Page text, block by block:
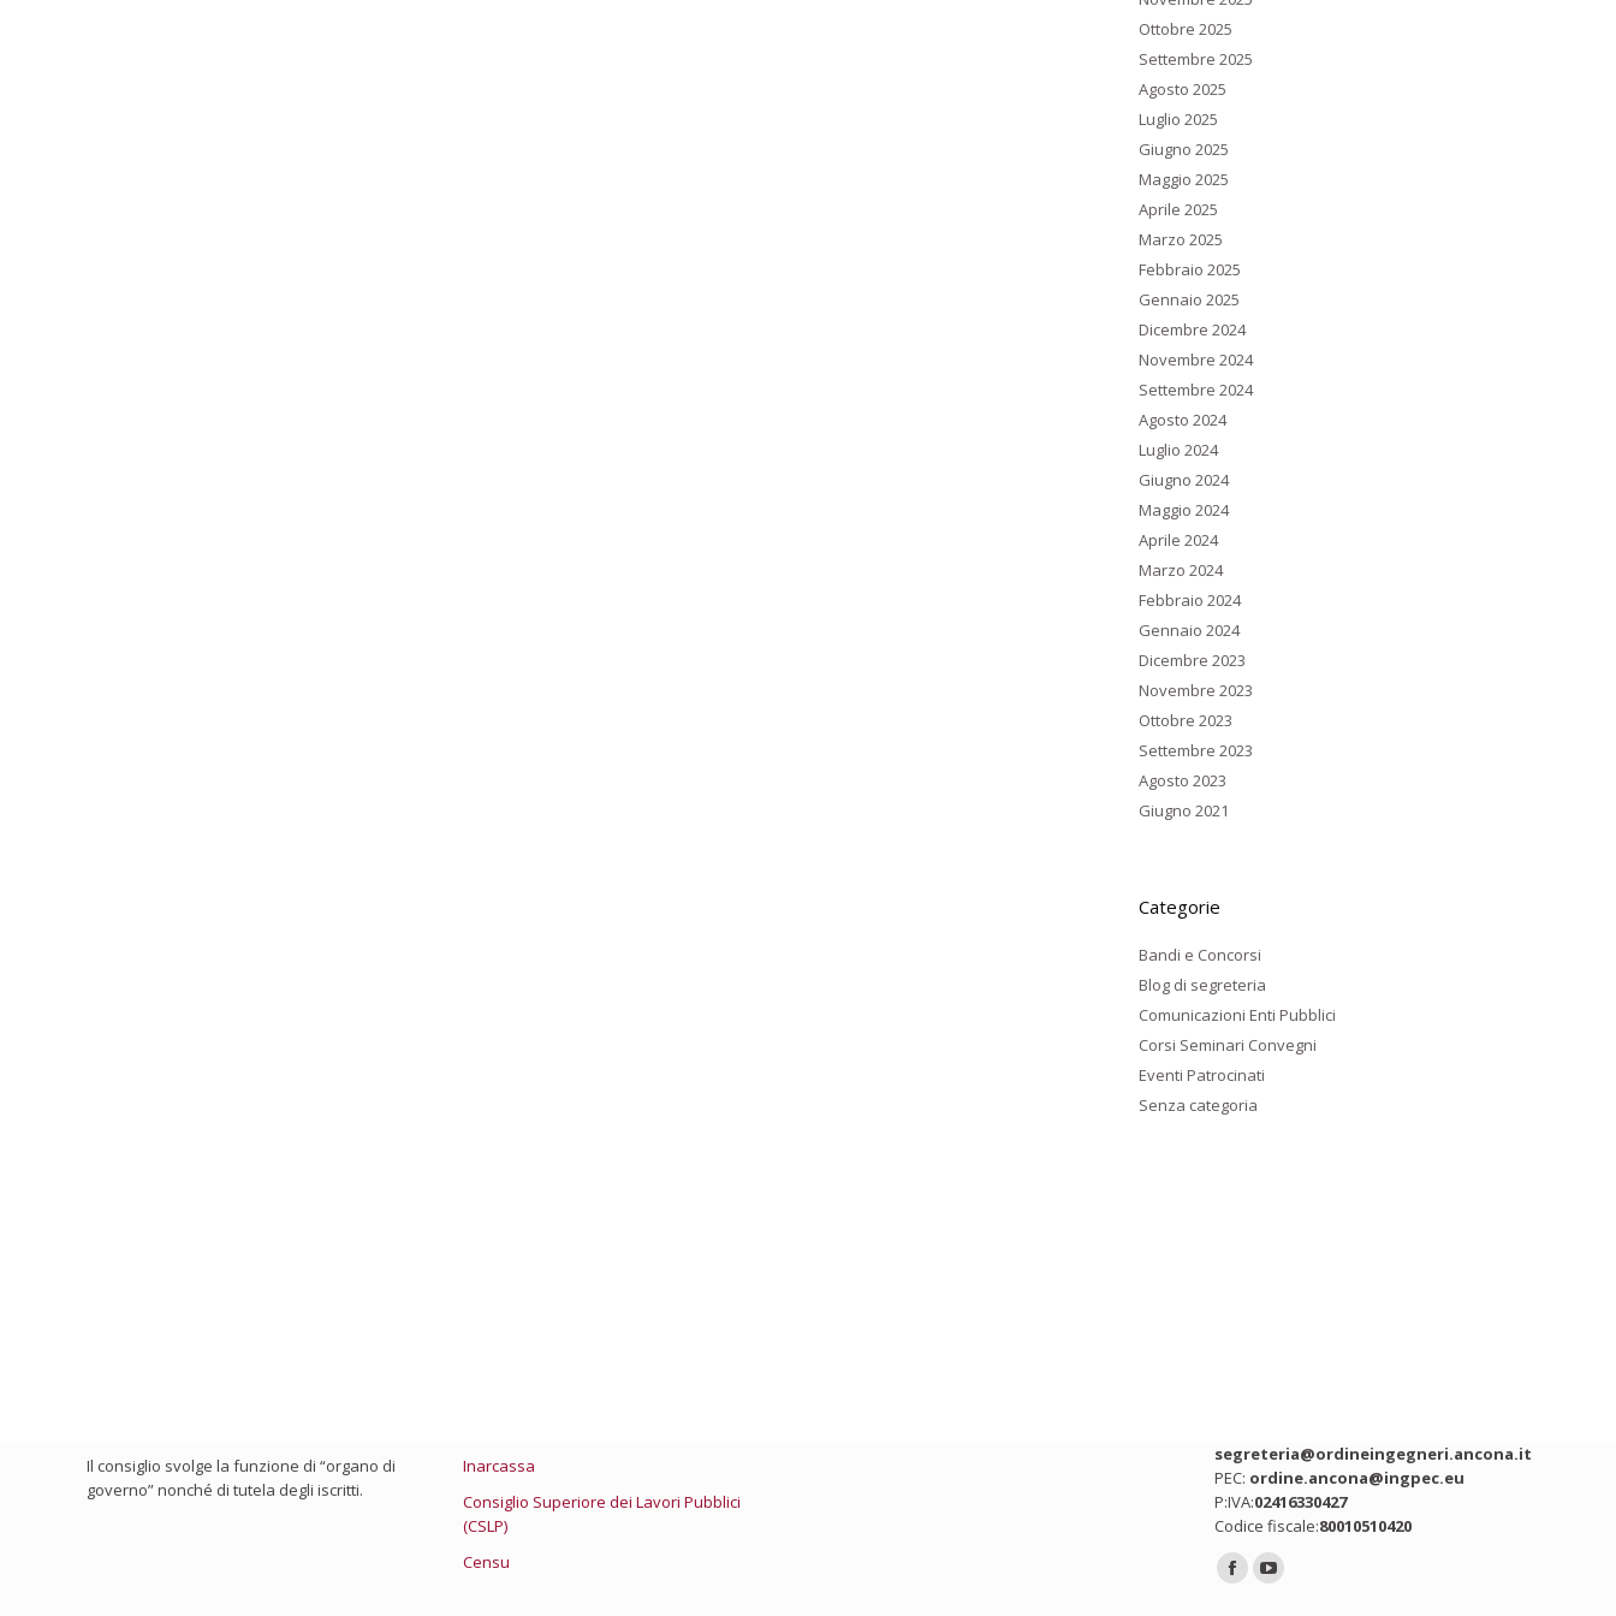
Ottobre 2025
Settembre 2025
Agosto 2025
Luglio 2025
Giugno 2025
Maggio 2025
Aprile 2025
Marzo 2025
Febbraio 2025
Gennaio 2025
Dicembre 2024
Novembre 2024
Settembre 2024
Agosto 2024
Luglio 2024
Giugno 2024
Maggio 2024
Aprile 2024
Marzo 2024
Febbraio 2024
Gennaio 2024
Dicembre 2023
Novembre 2023
Ottobre 2023
Settembre 2023
Agosto 2023
Giugno 2021
Categorie
Bandi e Concorsi
Blog di segreteria
Comunicazioni Enti Pubblici
Corsi Seminari Convegni
Eventi Patrocinati
Senza categoria
Il consiglio svolge la funzione di “organo di
governo” nonché di tutela degli iscritti.
Inarcassa
Consiglio Superiore dei Lavori Pubblici
(CSLP)
Censu
segreteria@ordineingegneri.ancona.it
PEC: ordine.ancona@ingpec.eu
P:IVA:02416330427
Codice fiscale:80010510420
Ci puoi trovare su:
FacebookYouTube